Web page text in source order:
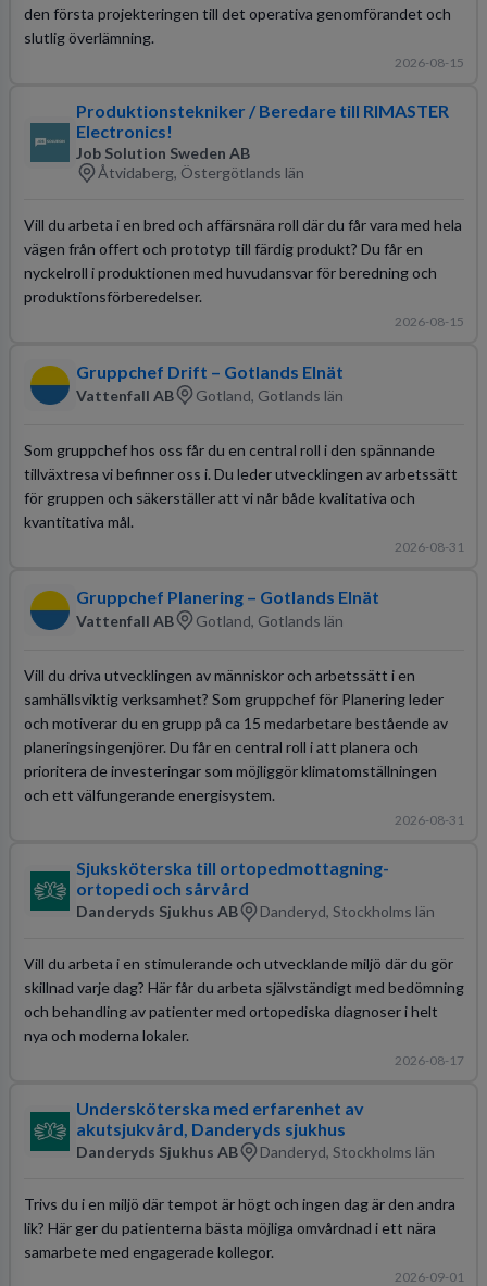
den första projekteringen till det operativa genomförandet och
slutlig överlämning.
2026-08-15
Produktionstekniker / Beredare till RIMASTER
Electronics!
Job Solution Sweden AB
Åtvidaberg, Östergötlands län
Vill du arbeta i en bred och affärsnära roll där du får vara med hela
vägen från offert och prototyp till färdig produkt? Du får en
nyckelroll i produktionen med huvudansvar för beredning och
produktionsförberedelser.
2026-08-15
Gruppchef Drift – Gotlands Elnät
Vattenfall AB Gotland, Gotlands län
Som gruppchef hos oss får du en central roll i den spännande
tillväxtresa vi befinner oss i. Du leder utvecklingen av arbetssätt
för gruppen och säkerställer att vi når både kvalitativa och
kvantitativa mål.
2026-08-31
Gruppchef Planering – Gotlands Elnät
Vattenfall AB Gotland, Gotlands län
Vill du driva utvecklingen av människor och arbetssätt i en
samhällsviktig verksamhet? Som gruppchef för Planering leder
och motiverar du en grupp på ca 15 medarbetare bestående av
planeringsingenjörer. Du får en central roll i att planera och
prioritera de investeringar som möjliggör klimatomställningen
och ett välfungerande energisystem.
2026-08-31
Sjuksköterska till ortopedmottagning-
ortopedi och sårvård
Danderyds Sjukhus AB Danderyd, Stockholms län
Vill du arbeta i en stimulerande och utvecklande miljö där du gör
skillnad varje dag? Här får du arbeta självständigt med bedömning
och behandling av patienter med ortopediska diagnoser i helt
nya och moderna lokaler.
2026-08-17
Undersköterska med erfarenhet av
akutsjukvård, Danderyds sjukhus
Danderyds Sjukhus AB Danderyd, Stockholms län
Trivs du i en miljö där tempot är högt och ingen dag är den andra
lik? Här ger du patienterna bästa möjliga omvårdnad i ett nära
samarbete med engagerade kollegor.
2026-09-01